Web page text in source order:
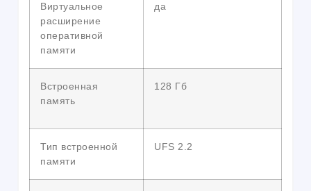
Виртуальное
расширение
оперативной
памяти
да
Встроенная
память
128 Гб
Тип встроенной
памяти
UFS 2.2